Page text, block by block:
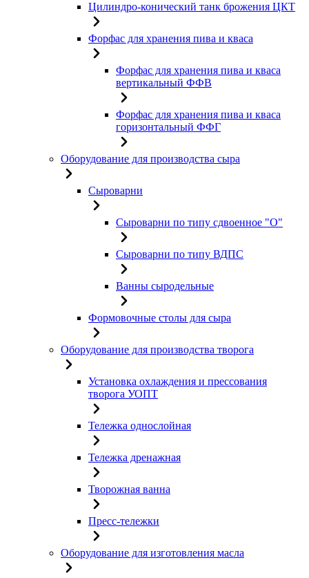
Цилиндро-конический танк брожения ЦКТ
Форфас для хранения пива и кваса
Форфас для хранения пива и кваса
вертикальный ФФВ
Форфас для хранения пива и кваса
горизонтальный ФФГ
Оборудование для производства сыра
Сыроварни
Сыроварни по типу сдвоенное "О"
Сыроварни по типу ВДПС
Ванны сыродельные
Формовочные столы для сыра
Оборудование для производства творога
Установка охлаждения и прессования
творога УОПТ
Тележка однослойная
Тележка дренажная
Творожная ванна
Пресс-тележки
Оборудование для изготовления масла